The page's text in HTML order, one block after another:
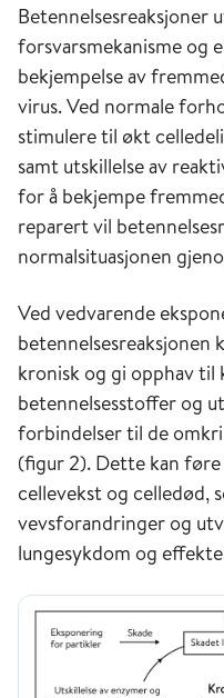
Figur 1. Sammenheng
Alternative kurver for
konsentrasjon.
effekt/respons, mens
adverse effect level»)
effekt/respons
Konsentrasjon-
befolkningsstudier
enn eksperimentelle
Forklaringen på
skyldes trolig mange
individer i større
befolkningsstudier.
kompleks
og det kan være
Betennelsesreaksjoner
forsvarsmekanisme og
bekjempelse av
virus. Ved normale
stimulere til økt
samt utskillelse av
for å bekjempe
reparert vil
normalsituasjonen
Ved vedvarende
kronisk og gi opphav til
betennelsesstoffer og
forbindelser til de
(figur 2). Dette kan
cellevekst og celledød,
vevsforandringer og
lungesykdom og